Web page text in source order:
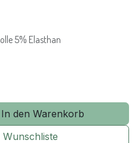
5% Elasthan
In den Warenkorb
Wunschliste